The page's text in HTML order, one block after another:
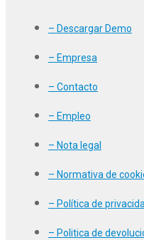
– Descargar Demo
– Empresa
– Contacto
– Empleo
– Nota legal
– Normativa de
– Política de
– Politica de